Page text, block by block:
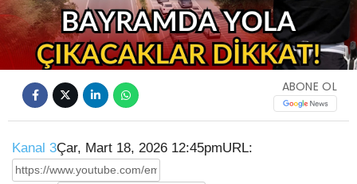
Video
ABONE OL
Kanal 3Çar, Mart 18, 2026 12:45pmURL: